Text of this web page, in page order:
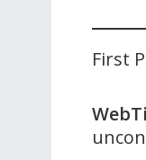
First